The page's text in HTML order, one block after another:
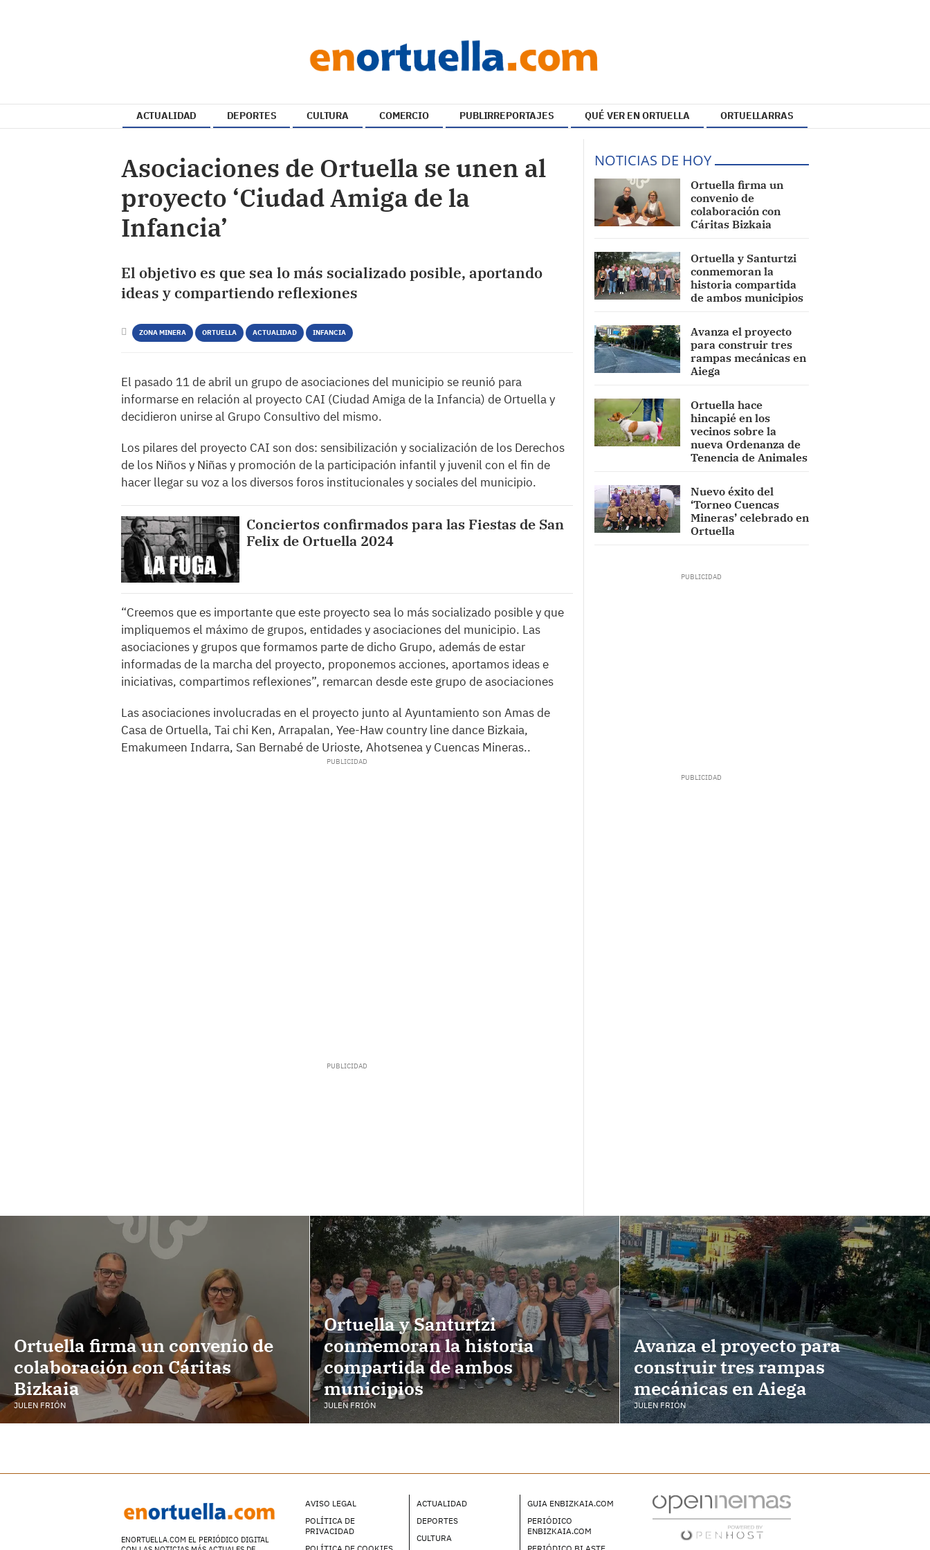
ACTUALIDAD DEPORTES CULTURA COMERCIO PUBLIRREPORTAJES QUÉ VER EN ORTUELLA ORTUELLARRAS
Asociaciones de Ortuella se unen al
proyecto ‘Ciudad Amiga de la
Infancia’
El objetivo es que sea lo más socializado posible, aportando
ideas y compartiendo reflexiones
ZONA MINERA ORTUELLA ACTUALIDAD INFANCIA
El pasado 11 de abril un grupo de asociaciones del municipio se reunió para
informarse en relación al proyecto CAI (Ciudad Amiga de la Infancia) de Ortuella y
decidieron unirse al Grupo Consultivo del mismo.
Los pilares del proyecto CAI son dos: sensibilización y socialización de los Derechos
de los Niños y Niñas y promoción de la participación infantil y juvenil con el fin de
hacer llegar su voz a los diversos foros institucionales y sociales del municipio.
Conciertos confirmados para las Fiestas de San
Felix de Ortuella 2024
“Creemos que es importante que este proyecto sea lo más socializado posible y que
impliquemos el máximo de grupos, entidades y asociaciones del municipio. Las
asociaciones y grupos que formamos parte de dicho Grupo, además de estar
informadas de la marcha del proyecto, proponemos acciones, aportamos ideas e
iniciativas, compartimos reflexiones”, remarcan desde este grupo de asociaciones
Las asociaciones involucradas en el proyecto junto al Ayuntamiento son Amas de
Casa de Ortuella, Tai chi Ken, Arrapalan, Yee-Haw country line dance Bizkaia,
Emakumeen Indarra, San Bernabé de Urioste, Ahotsenea y Cuencas Mineras..
NOTICIAS DE HOY
Ortuella firma un
convenio de
colaboración con
Cáritas Bizkaia
Ortuella y Santurtzi
conmemoran la
historia compartida
de ambos municipios
Avanza el proyecto
para construir tres
rampas mecánicas en
Aiega
Ortuella hace
hincapié en los
vecinos sobre la
nueva Ordenanza de
Tenencia de Animales
Nuevo éxito del
‘Torneo Cuencas
Mineras’ celebrado en
Ortuella
Ortuella firma un convenio de
colaboración con Cáritas
Bizkaia
JULEN FRIÓN
Ortuella y Santurtzi
conmemoran la historia
compartida de ambos
municipios
JULEN FRIÓN
Avanza el proyecto para
construir tres rampas
mecánicas en Aiega
JULEN FRIÓN
ENORTUELLA.COM EL PERIÓDICO DIGITAL
AVISO LEGAL
POLÍTICA DE
PRIVACIDAD
ACTUALIDAD
DEPORTES
CULTURA
GUIA ENBIZKAIA.COM
PERIÓDICO
ENBIZKAIA.COM